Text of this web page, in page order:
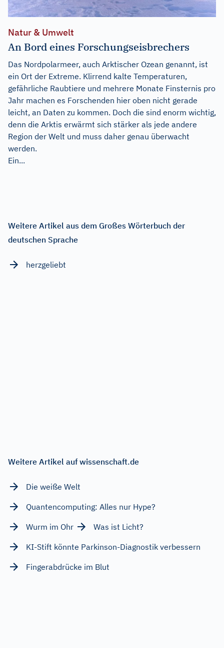
Natur & Umwelt
An Bord eines Forschungseisbrechers
Das Nordpolarmeer, auch Arktischer Ozean genannt, ist
ein Ort der Extreme. Klirrend kalte Temperaturen,
gefährliche Raubtiere und mehrere Monate Finsternis pro
Jahr machen es Forschenden hier oben nicht gerade
leicht, an Daten zu kommen. Doch die sind enorm wichtig,
denn die Arktis erwärmt sich stärker als jede andere
Region der Welt und muss daher genau überwacht
werden.
Ein...
Weitere Artikel aus dem Großes Wörterbuch der
deutschen Sprache
herzgeliebt
Weitere Artikel auf wissenschaft.de
Die weiße Welt
Quantencomputing: Alles nur Hype?
Wurm im Ohr
Was ist Licht?
KI-Stift könnte Parkinson-Diagnostik verbessern
Fingerabdrücke im Blut